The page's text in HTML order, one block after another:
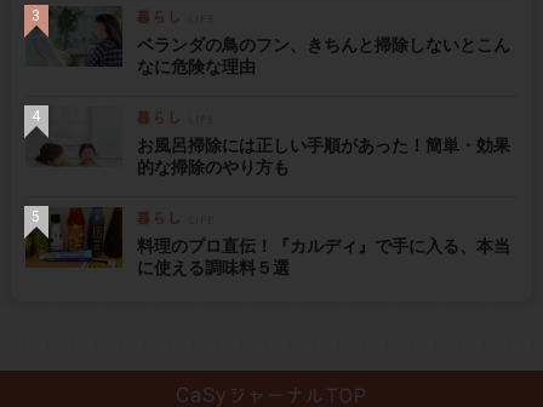
ベランダの鳥のフン、きちんと掃除しないとこん
なに危険な理由
お風呂掃除には正しい手順があった！簡単・効果
的な掃除のやり方も
料理のプロ直伝！『カルディ』で手に入る、本当
に使える調味料５選